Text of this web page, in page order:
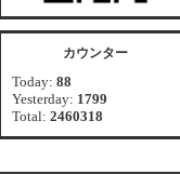
カウンター
Today: 88
Yesterday: 1799
Total: 2460318